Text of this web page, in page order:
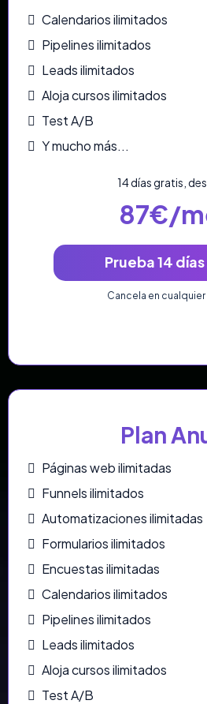
Calendarios ilimitados
Pipelines ilimitados
Leads ilimitados
Aloja cursos ilimitados
Test A/B
Y mucho más...
14 días gratis,
87€/
Prueba 14
Cancela en
Plan
Páginas web ilimitadas
Funnels ilimitados
Automatizaciones ilimitadas
Formularios ilimitados
Encuestas ilimitadas
Calendarios ilimitados
Pipelines ilimitados
Leads ilimitados
Aloja cursos ilimitados
Test A/B